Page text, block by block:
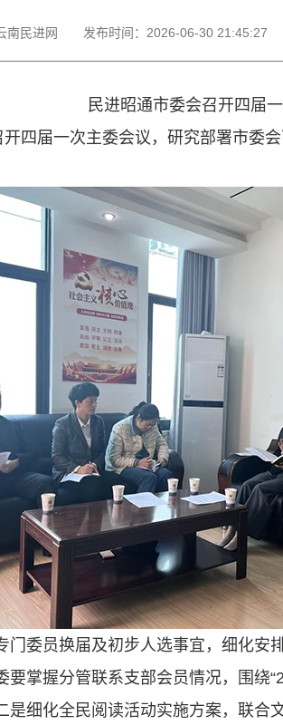
南民进网 发布时间： 2026-06-30 21:45:27
民进昭通市委会召开四届
四届一次主委会议，研究部署市委
门委员换届及初步人选事宜，细化安
掌握分管联系支部会员情况，围绕
细化全民阅读活动实施方案，联合